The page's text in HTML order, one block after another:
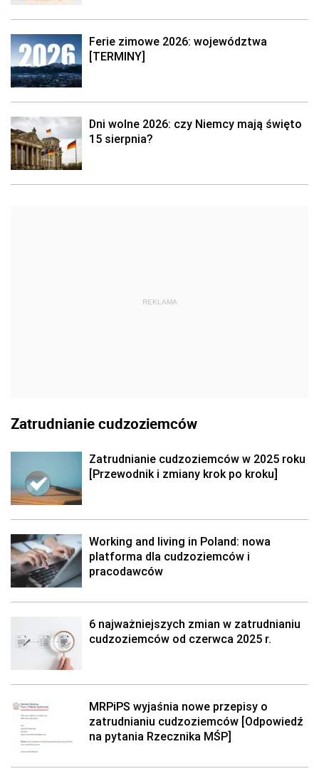
Ferie zimowe 2026: województwa
[TERMINY]
Dni wolne 2026: czy Niemcy mają święto
15 sierpnia?
REKLAMA
Zatrudnianie cudzoziemców
Zatrudnianie cudzoziemców w 2025 roku
[Przewodnik i zmiany krok po kroku]
Working and living in Poland: nowa
platforma dla cudzoziemców i
pracodawców
6 najważniejszych zmian w zatrudnianiu
cudzoziemców od czerwca 2025 r.
MRPiPS wyjaśnia nowe przepisy o
zatrudnianiu cudzoziemców [Odpowiedź
na pytania Rzecznika MŚP]